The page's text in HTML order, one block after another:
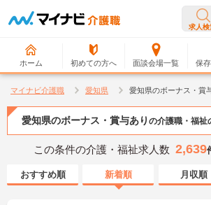
求人検
ホーム 初めての方へ 面談会場一覧 保
マイナビ介護職 愛知県 愛知県のボーナス・賞
愛知県のボーナス・賞与あり の介護職・福祉
この条件の介護・福祉求人数 2,639
おすすめ順 新着順 月収順